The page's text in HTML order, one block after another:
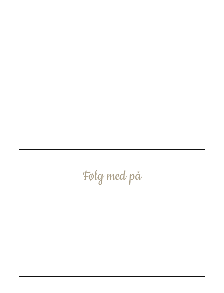
Følg med på